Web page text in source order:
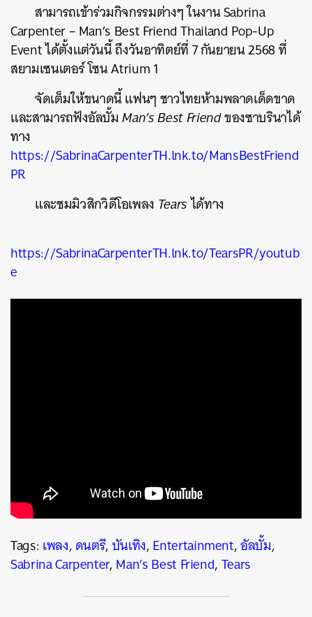
สามารถเข้าร่วมกิจกรรมต่างๆ ในงาน Sabrina
Carpenter – Man’s Best Friend Thailand Pop-Up
Event ได้ตั้งแต่วันนี้ ถึงวันอาทิตย์ที่ 7 กันยายน 2568 ที่
สยามเซนเตอร์ โซน Atrium 1
จัดเต็มให้ขนาดนี้ แฟนๆ ชาวไทยห้ามพลาดเด็ดขาด
และสามารถฟังอัลบั้มMan’s Best Friendของซาบรินาได้
ทาง
https://SabrinaCarpenterTH.lnk.to/MansBestFriend
PR
และชมมิวสิกวิดีโอเพลง Tearsได้ทาง
https://SabrinaCarpenterTH.lnk.to/TearsPR/youtub
e
Tags:เพลง,ดนตรี,บันเทิง,Entertainment,อัลบั้ม,
Sabrina Carpenter,Man’s Best Friend,Tears